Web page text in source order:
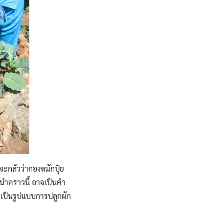
กลัวว่ากองหมักปุ๋ย
คราวนี้ อาจเป็นคำ
ป็นรูปแบบการปลูกผัก